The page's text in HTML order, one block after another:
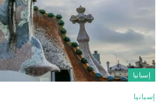
إسبانيا
إسبانيا